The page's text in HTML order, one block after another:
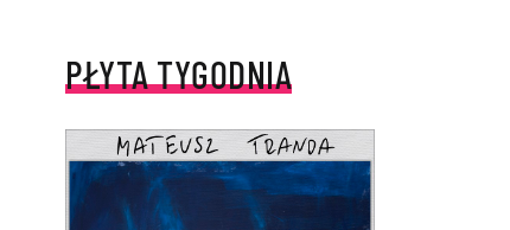
PŁYTA TYGODNIA